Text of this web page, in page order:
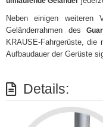
Neben einigen weiteren
Geländerrahmen des
KRAUSE-Fahrgerüste, die
Aufbaudauer der Gerüste
Details: